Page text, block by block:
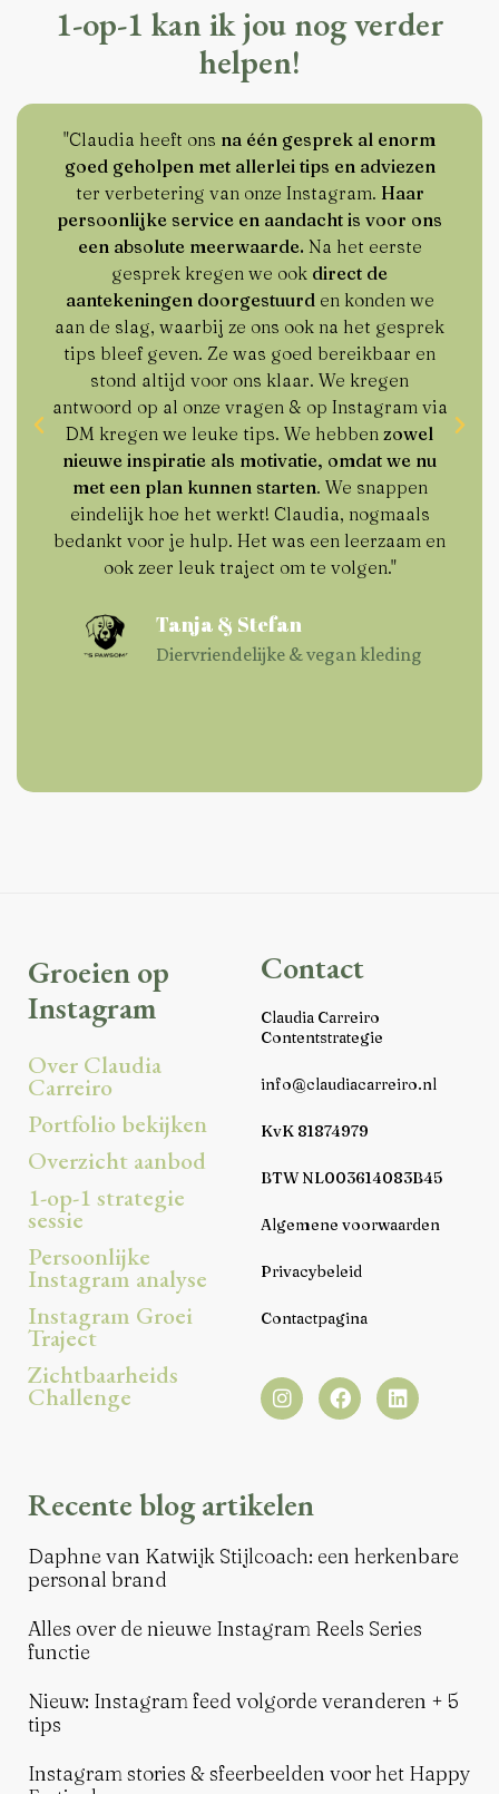
1-op-1 kan ik jou nog verder
helpen!
"Claudia heeft ons na één gesprek al enorm
goed geholpen met allerlei tips en adviezen
ter verbetering van onze Instagram. Haar
persoonlijke service en aandacht is voor ons
een absolute meerwaarde. Na het eerste
gesprek kregen we ook direct de
aantekeningen doorgestuurd en konden we
aan de slag, waarbij ze ons ook na het gesprek
tips bleef geven. Ze was goed bereikbaar en
stond altijd voor ons klaar. We kregen
antwoord op al onze vragen & op Instagram via
DM kregen we leuke tips. We hebben zowel
nieuwe inspiratie als motivatie, omdat we nu
met een plan kunnen starten. We snappen
eindelijk hoe het werkt! Claudia, nogmaals
bedankt voor je hulp. Het was een leerzaam en
ook zeer leuk traject om te volgen."
Tanja & Stefan
Diervriendelijke & vegan kleding
Groeien op
Instagram
Over Claudia
Carreiro
Portfolio bekijken
Overzicht aanbod
1-op-1 strategie
sessie
Persoonlijke
Instagram analyse
Instagram Groei
Traject
Zichtbaarheids
Challenge
Contact
Claudia Carreiro
Contentstrategie
info@claudiacarreiro.nl
KvK 81874979
BTW NL003614083B45
Algemene voorwaarden
Privacybeleid
Contactpagina
Recente blog artikelen
Daphne van Katwijk Stijlcoach: een herkenbare
personal brand
Alles over de nieuwe Instagram Reels Series
functie
Nieuw: Instagram feed volgorde veranderen + 5
tips
Instagram stories & sfeerbeelden voor het Happy